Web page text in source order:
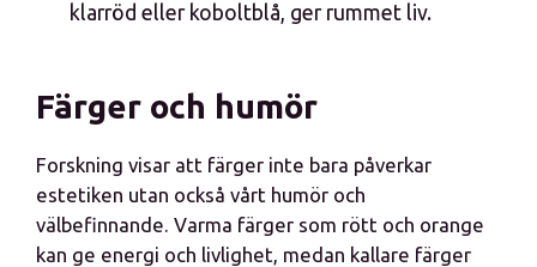
klarröd eller koboltblå, ger rummet liv.
Färger och humör
Forskning visar att färger inte bara påverkar
estetiken utan också vårt humör och
välbefinnande. Varma färger som rött och orange
kan ge energi och livlighet, medan kallare färger